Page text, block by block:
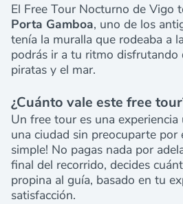
El Free Tour Nocturno de Vigo
Porta Gamboa, uno de los
tenía la muralla que rodeaba a
podrás ir a tu ritmo disfrutando
piratas y el mar.
¿Cuánto vale este free
Un free tour es una
una ciudad sin preocuparte por
simple! No pagas nada por
final del recorrido, decides
propina al guía, basado en tu
satisfacción.